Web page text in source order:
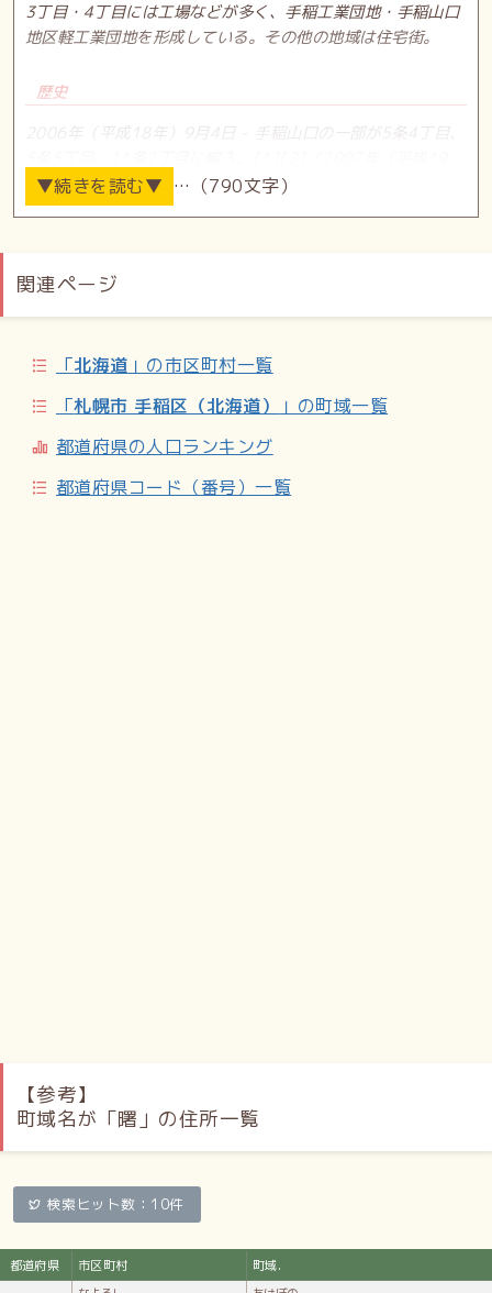
3丁目・4丁目には工場などが多く、手稲工業団地・手稲山口
地区軽工業団地を形成している。その他の地域は住宅街。
歴史
2006年（平成18年）9月4日 - 手稲山口の一部が5条4丁目、
年）10月1日 - 5条4丁目、6条3丁目の一部が明日風1、2丁
目に変更。[3]
北海道旅客鉄道（JR北海道）函館本線が地区の南部を走る。
道路
地区の北辺で国道337号（道央圏連絡道路）に接している
下手稲通：地区の中央を東西に抜ける。
樽川通：地区の東端を南北に抜ける。前田との境界。
曙通：地区の中央を南北に抜ける。
曙 (曖昧さ回避)
公式／札幌市手稲区役所／手稲のまちの案内板 曙
Wikipedia:曙 (札幌市)
…（790文字）
関連ページ
「北海道 」の市区町村一覧
「札幌市 手稲区（北海道）
」の町域一覧
都道府県の人口ランキング
都道府県コード（番号）一覧
【参考】
町域名が「曙」の住所一覧
検索ヒット数：10件
都道府県 市区町村 町域.